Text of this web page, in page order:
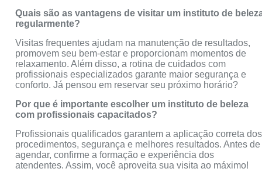
Quais são as vantagens de visitar um instituto de
regularmente?
Visitas frequentes ajudam na manutenção de resultados,
promovem seu bem-estar e proporcionam momentos de
relaxamento. Além disso, a rotina de cuidados com
profissionais especializados garante maior segurança e
conforto. Já pensou em reservar seu próximo horário?
Por que é importante escolher um instituto de beleza
com profissionais capacitados?
Profissionais qualificados garantem a aplicação correta dos
procedimentos, segurança e melhores resultados. Antes de
agendar, confirme a formação e experiência dos
atendentes. Assim, você aproveita sua visita ao máximo!